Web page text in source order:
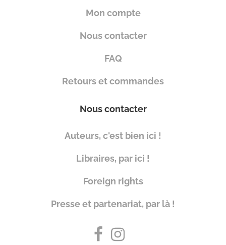
Mon compte
Nous contacter
FAQ
Retours et commandes
Nous contacter
Auteurs, c'est bien ici !
Libraires, par ici !
Foreign rights
Presse et partenariat, par là !